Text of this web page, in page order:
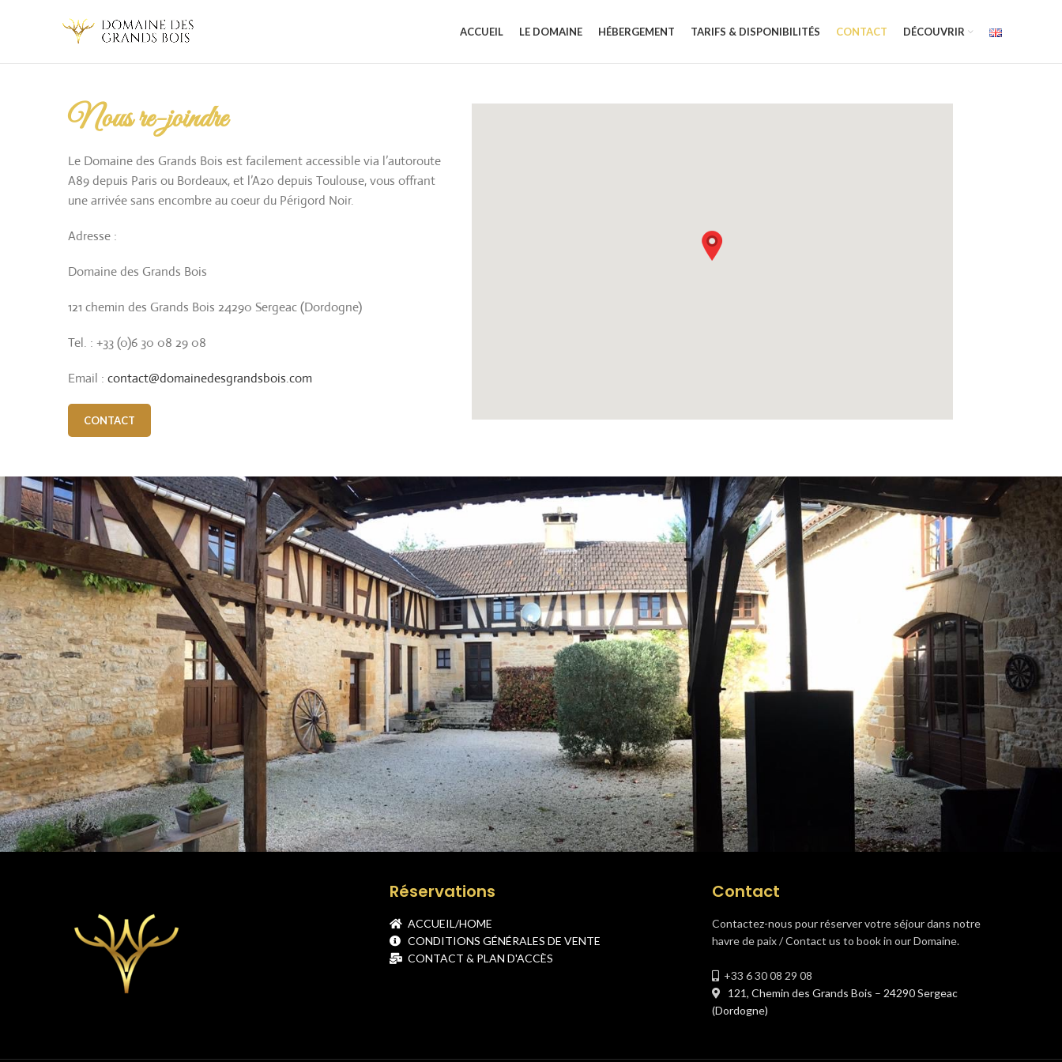
ACCUEIL LE DOMAINE HÉBERGEMENT TARIFS & DISPONIBILITÉS CONTACT DÉCOUVRIR
Nous re-joindre
Le Domaine des Grands Bois est facilement accessible via l’autoroute
A89 depuis Paris ou Bordeaux, et l’A20 depuis Toulouse, vous offrant
une arrivée sans encombre au coeur du Périgord Noir.
Adresse :
Domaine des Grands Bois
121 chemin des Grands Bois 24290 Sergeac (Dordogne)
Tel. : +33 (0)6 30 08 29 08
Email : contact@domainedesgrandsbois.com
CONTACT
Réservations
ACCUEIL/HOME
CONDITIONS GÉNÉRALES DE VENTE
CONTACT & PLAN D'ACCÈS
Contact
Contactez-nous pour réserver votre séjour dans notre
havre de paix / Contact us to book in our Domaine.
+33 6 30 08 29 08
121, Chemin des Grands Bois – 24290 Sergeac
(Dordogne)